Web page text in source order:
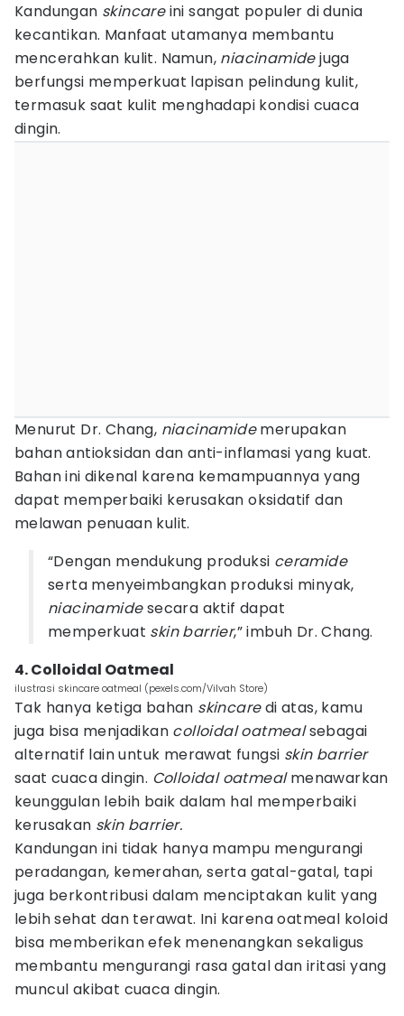
Kandungan skincareini sangat populer di dunia
kecantikan. Manfaat utamanya membantu
mencerahkan kulit. Namun, niacinamidejuga
berfungsi memperkuat lapisan pelindung kulit,
termasuk saat kulit menghadapi kondisi cuaca
dingin.
Menurut Dr. Chang, niacinamidemerupakan
bahan antioksidan dan anti-inflamasi yang kuat.
Bahan ini dikenal karena kemampuannya yang
dapat memperbaiki kerusakan oksidatif dan
melawan penuaan kulit.
“Dengan mendukung produksi ceramide
serta menyeimbangkan produksi minyak,
niacinamidesecara aktif dapat
memperkuat skin barrier,” imbuh Dr. Chang.
4. Colloidal Oatmeal
ilustrasi skincare oatmeal (pexels.com/Vilvah Store)
Tak hanya ketiga bahan skincaredi atas, kamu
juga bisa menjadikan colloidal oatmealsebagai
alternatif lain untuk merawat fungsi skin barrier
saat cuaca dingin. Colloidal oatmealmenawarkan
keunggulan lebih baik dalam hal memperbaiki
kerusakan skin barrier.
Kandungan ini tidak hanya mampu mengurangi
peradangan, kemerahan, serta gatal-gatal, tapi
juga berkontribusi dalam menciptakan kulit yang
lebih sehat dan terawat. Ini karena oatmeal koloid
bisa memberikan efek menenangkan sekaligus
membantu mengurangi rasa gatal dan iritasi yang
muncul akibat cuaca dingin.